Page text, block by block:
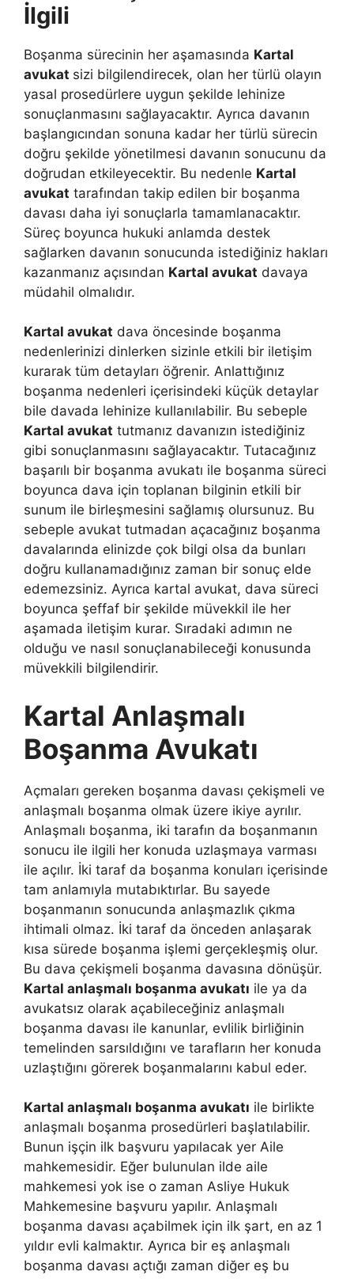
İlgili
Boşanma sürecinin her aşamasında Kartal
avukat sizi bilgilendirecek, olan her türlü olayın
yasal prosedürlere uygun şekilde lehinize
sonuçlanmasını sağlayacaktır. Ayrıca davanın
başlangıcından sonuna kadar her türlü sürecin
doğru şekilde yönetilmesi davanın sonucunu da
doğrudan etkileyecektir. Bu nedenle Kartal
avukat tarafından takip edilen bir boşanma
davası daha iyi sonuçlarla tamamlanacaktır.
Süreç boyunca hukuki anlamda destek
sağlarken davanın sonucunda istediğiniz hakları
kazanmanız açısından Kartal avukat davaya
müdahil olmalıdır.
Kartal avukat dava öncesinde boşanma
nedenlerinizi dinlerken sizinle etkili bir iletişim
kurarak tüm detayları öğrenir. Anlattığınız
boşanma nedenleri içerisindeki küçük detaylar
bile davada lehinize kullanılabilir. Bu sebeple
Kartal avukat tutmanız davanızın istediğiniz
gibi sonuçlanmasını sağlayacaktır. Tutacağınız
başarılı bir boşanma avukatı ile boşanma süreci
boyunca dava için toplanan bilginin etkili bir
sunum ile birleşmesini sağlamış olursunuz. Bu
sebeple avukat tutmadan açacağınız boşanma
davalarında elinizde çok bilgi olsa da bunları
doğru kullanamadığınız zaman bir sonuç elde
edemezsiniz. Ayrıca kartal avukat, dava süreci
boyunca şeffaf bir şekilde müvekkil ile her
aşamada iletişim kurar. Sıradaki adımın ne
olduğu ve nasıl sonuçlanabileceği konusunda
müvekkili bilgilendirir.
Kartal Anlaşmalı
Boşanma Avukatı
Açmaları gereken boşanma davası çekişmeli ve
anlaşmalı boşanma olmak üzere ikiye ayrılır.
Anlaşmalı boşanma, iki tarafın da boşanmanın
sonucu ile ilgili her konuda uzlaşmaya varması
ile açılır. İki taraf da boşanma konuları içerisinde
tam anlamıyla mutabıktırlar. Bu sayede
boşanmanın sonucunda anlaşmazlık çıkma
ihtimali olmaz. İki taraf da önceden anlaşarak
kısa sürede boşanma işlemi gerçekleşmiş olur.
Bu dava çekişmeli boşanma davasına dönüşür.
Kartal anlaşmalı boşanma avukatı ile ya da
avukatsız olarak açabileceğiniz anlaşmalı
boşanma davası ile kanunlar, evlilik birliğinin
temelinden sarsıldığını ve tarafların her konuda
uzlaştığını görerek boşanmalarını kabul eder.
Kartal anlaşmalı boşanma avukatı ile birlikte
anlaşmalı boşanma prosedürleri başlatılabilir.
Bunun işçin ilk başvuru yapılacak yer Aile
mahkemesidir. Eğer bulunulan ilde aile
mahkemesi yok ise o zaman Asliye Hukuk
Mahkemesine başvuru yapılır. Anlaşmalı
boşanma davası açabilmek için ilk şart, en az 1
yıldır evli kalmaktır. Ayrıca bir eş anlaşmalı
boşanma davası açtığı zaman diğer eş bu